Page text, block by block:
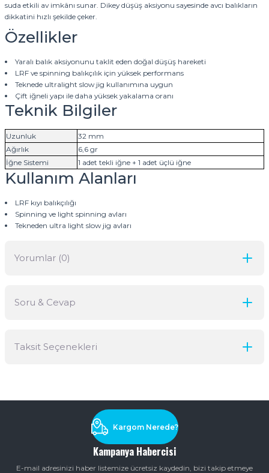
suda etkili av imkânı sunar. Dikey düşüş aksiyonu sayesinde avcı balıkların
dikkatini hızlı şekilde çeker.
Özellikler
Yaralı balık aksiyonunu taklit eden doğal düşüş hareketi
LRF ve spinning balıkçılık için yüksek performans
Teknede ultralight slow jig kullanımına uygun
Çift iğneli yapı ile daha yüksek yakalama oranı
Teknik Bilgiler
Uzunluk
32 mm
Ağırlık
6,6 gr
İğne Sistemi
1 adet tekli iğne + 1 adet üçlü iğne
Kullanım Alanları
LRF kıyı balıkçılığı
Spinning ve light spinning avları
Tekneden ultra light slow jig avları
Yorumlar (0)
Soru & Cevap
Taksit Seçenekleri
Kampanya Habercisi
E-mail adresinizi haber listemize ücretsiz kaydedin, bizi takip etmeye
Kargom Nerede?